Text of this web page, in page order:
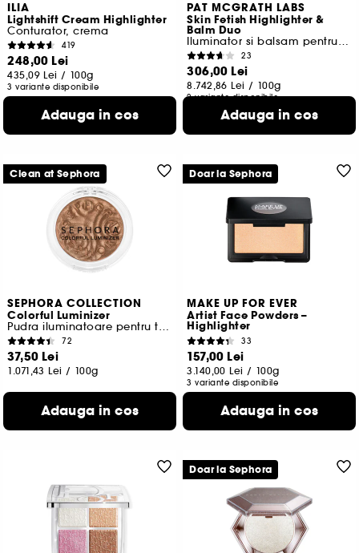
ILIA
Lightshift Cream Highlighter
Conturator, crema
419
248,00 Lei
435,09 Lei / 100g
3 variante disponibile
Adauga in cos
PAT MCGRATH LABS
Skin Fetish Highlighter &
Balm Duo
Iluminator si balsam pentru fata
23
306,00 Lei
8.742,86 Lei / 100g
2 variante disponibile
Adauga in cos
SEPHORA COLLECTION
Colorful Luminizer
Pudra iluminatoare pentru ten
72
37,50 Lei
1.071,43 Lei / 100g
Adauga in cos
Clean at Sephora
MAKE UP FOR EVER
Artist Face Powders –
Highlighter
33
157,00 Lei
3.140,00 Lei / 100g
3 variante disponibile
Adauga in cos
Doar la Sephora
Doar la Sephora